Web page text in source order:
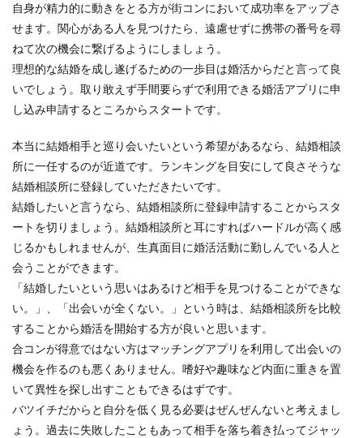
自身が精力的に動きをとる方が街コンにおいて成功率をアップさ
せます。関心がある人を見つけたら、遠慮せずに携帯の番号を尋
ねて次の機会に繋げるようにしましょう。
理想的な結婚を成し遂げるための一歩目は婚活からだと言って良
いでしょう。取り敢えず手間要らずで利用できる婚活アプリに申
し込み申請するところからスタートです。
本当に結婚相手と巡り会いたいという希望があるなら、結婚相談
所に一任するのが近道です。ランキングを目安にして良さそうな
結婚相談所に登録していただきたいです。
結婚したいと言うなら、結婚相談所に登録申請することからスタ
ートを切りましょう。結婚相談所と耳にすればハードルが高く感
じるかもしれませんが、生真面目に婚活活動に勤しんでいる人と
会うことができます。
「結婚したいという思いはあるけど相手を見つけることができな
い。」、「出会いが全くない。」という時は、結婚相談所を比較
することから婚活を開始する方が良いと思います。
合コンが得意ではない方はマッチングアプリを利用して出会いの
機会を作るのも悪くありません。嗜好や趣味など内面に重きを置
いて異性を探し出すこともできるはずです。
バツイチだからと自分を低く見る必要はぜんぜんないと考えまし
ょう。過去に失敗したこともあって相手を落ち着き払ってジャッ